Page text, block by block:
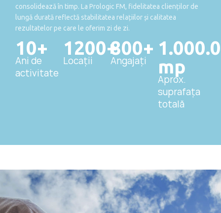
consolidează în timp. La Prologic FM, fidelitatea clienților de
lungă durată reflectă stabilitatea relațiilor și calitatea
rezultatelor pe care le oferim zi de zi.
10+
Ani de
activitate
1200+
Locații
800+
Angajați
mp
Aprox.
suprafața
totală